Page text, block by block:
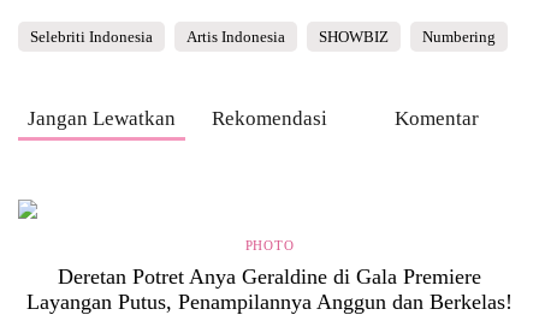
Selebriti Indonesia Artis Indonesia SHOWBIZ Numbering
Jangan Lewatkan Rekomendasi Komentar
PHOTO
Deretan Potret Anya Geraldine di Gala Premiere
Layangan Putus, Penampilannya Anggun dan Berkelas!